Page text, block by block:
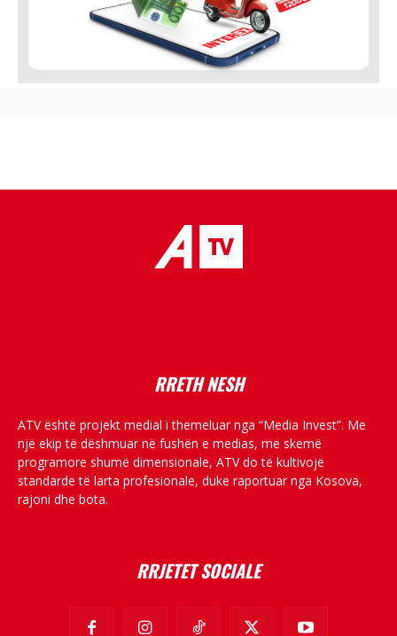
RRETH NESH
ATV është projekt medial i themeluar nga “Media Invest”. Me
një ekip të dëshmuar në fushën e medias, me skemë
programore shumë dimensionale, ATV do të kultivojë
standarde të larta profesionale, duke raportuar nga Kosova,
rajoni dhe bota.
RRJETET SOCIALE